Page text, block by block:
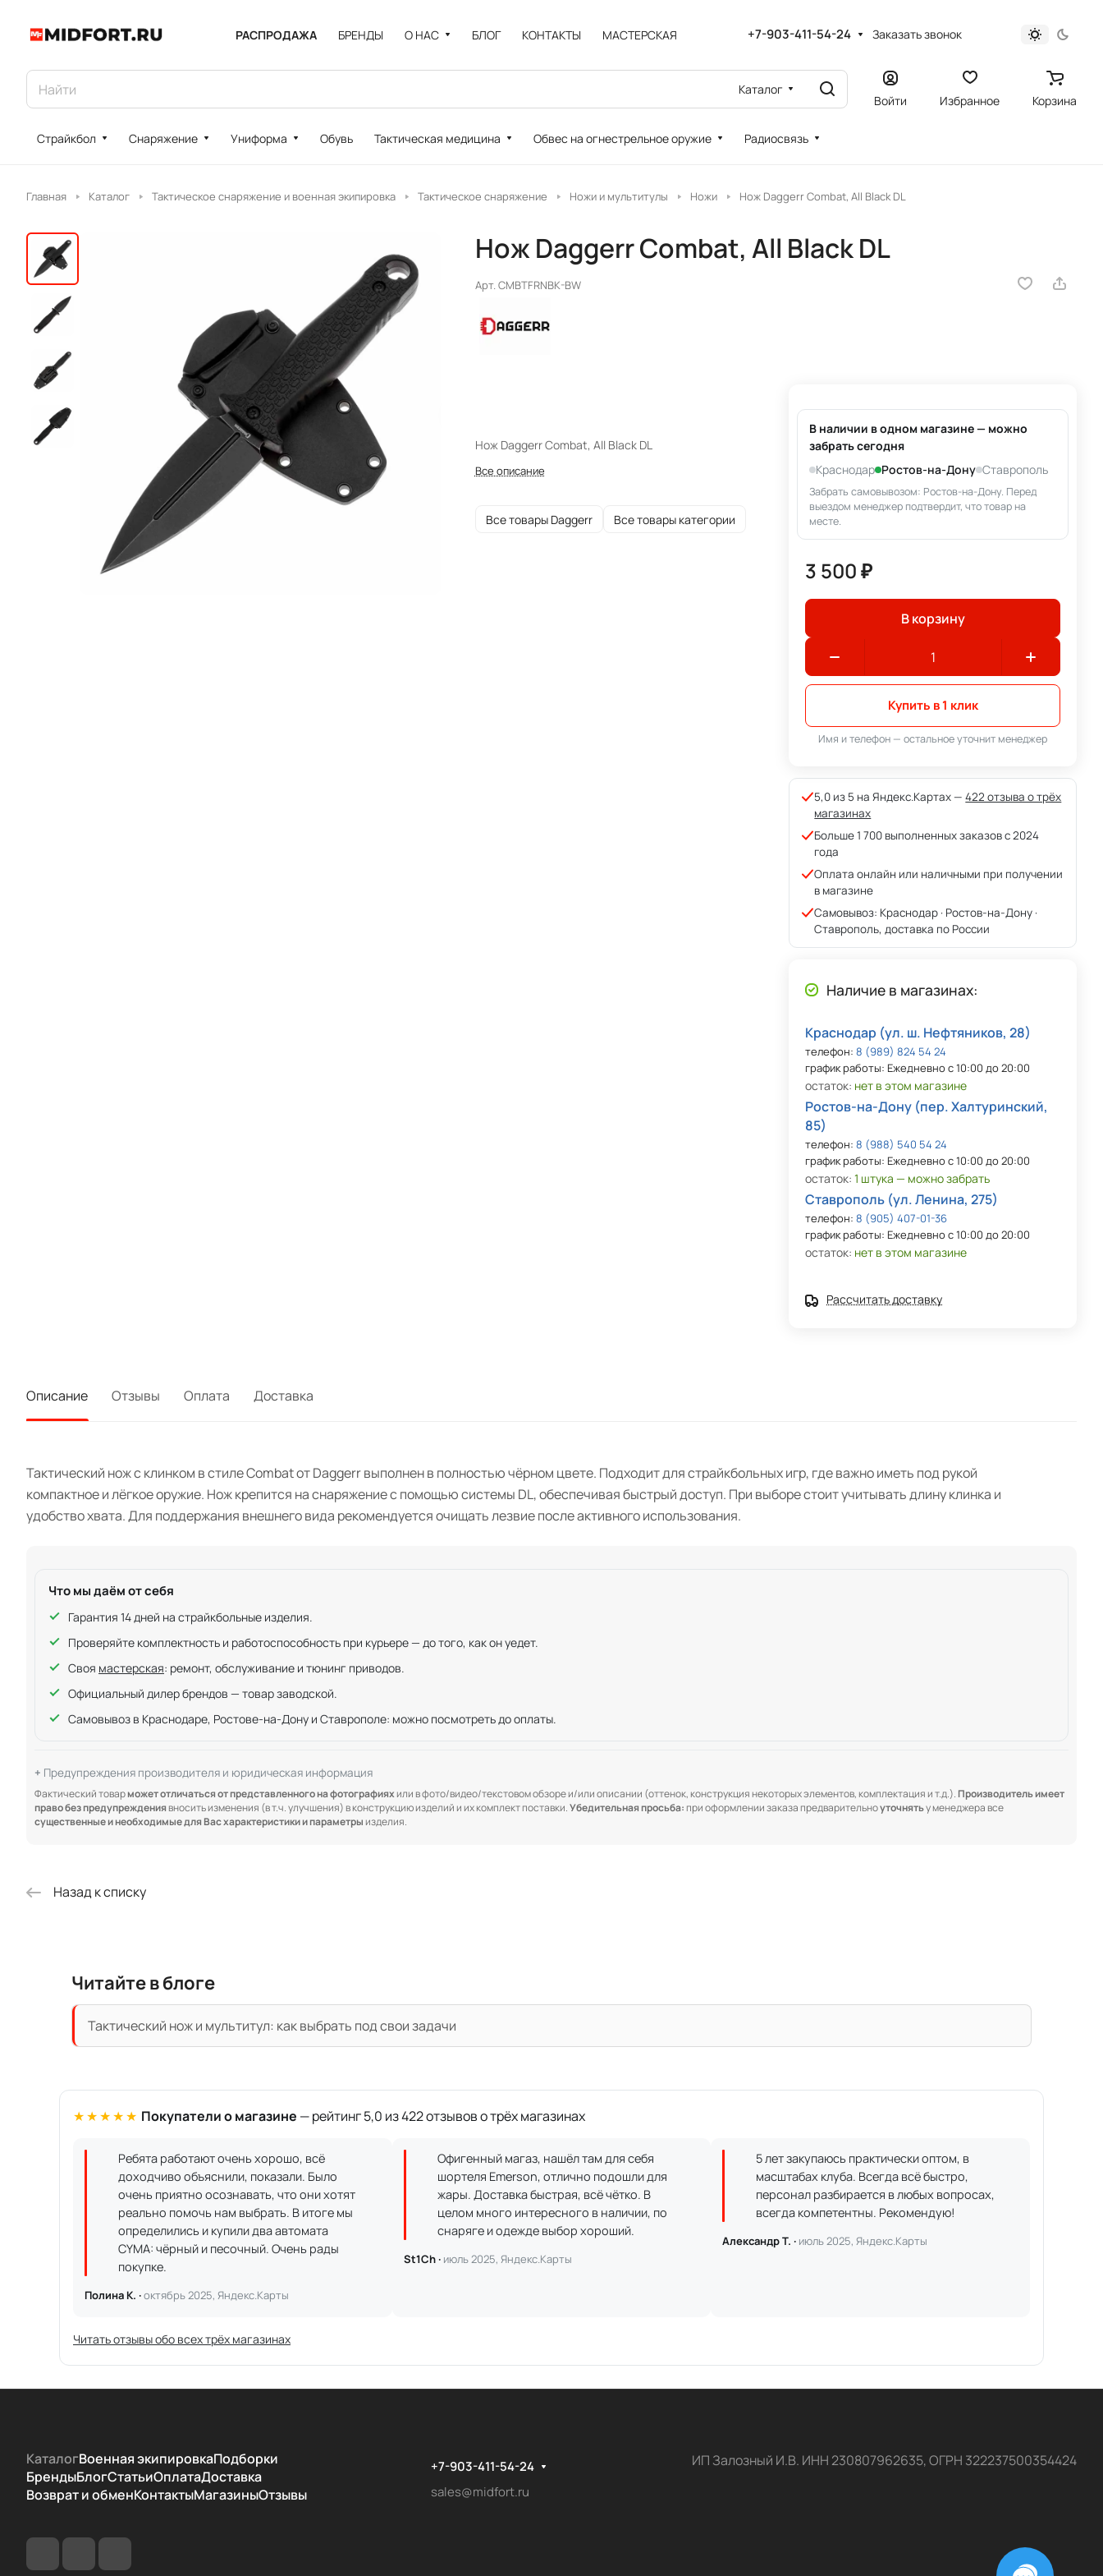
РАСПРОДАЖА БРЕНДЫ О НАС БЛОГ КОНТАКТЫ МАСТЕРСКАЯ +7-903-411-54-24 Заказать звонок
Каталог
Войти Избранное Корзина
Страйкбол Снаряжение Униформа Обувь Тактическая медицина Обвес на огнестрельное оружие Радиосвязь
Главная Каталог Тактическое снаряжение и военная экипировка Тактическое снаряжение Ножи и мультитулы Ножи Нож Daggerr Combat, All Black DL
Нож Daggerr Combat, All Black DL
Арт.CMBTFRNBK-BW
Нож Daggerr Combat, All Black DL
Все описание
Все товары Daggerr Все товары категории
В наличии в одном магазине — можно
забрать сегодня
Краснодар Ростов-на-Дону Ставрополь
Забрать самовывозом: Ростов-на-Дону. Перед
выездом менеджер подтвердит, что товар на
месте.
3 500 ₽
В корзину
Купить в 1 клик
Имя и телефон — остальное уточнит менеджер
5,0 из 5 на Яндекс.Картах —422 отзыва о трёх
магазинах
Больше 1 700 выполненных заказов с 2024
года
Оплата онлайн или наличными при получении
в магазине
Самовывоз: Краснодар · Ростов-на-Дону ·
Ставрополь, доставка по России
Наличие в магазинах:
Краснодар (ул. ш. Нефтяников, 28)
телефон:8 (989) 824 54 24
график работы: Ежедневно с 10:00 до 20:00
остаток: нет в этом магазине
Ростов-на-Дону (пер. Халтуринский,
85)
телефон:8 (988) 540 54 24
график работы: Ежедневно с 10:00 до 20:00
остаток:1 штука — можно забрать
Ставрополь (ул. Ленина, 275)
телефон:8 (905) 407-01-36
график работы: Ежедневно с 10:00 до 20:00
остаток: нет в этом магазине
Рассчитать доставку
Описание Отзывы Оплата Доставка
Тактический нож с клинком в стиле Combat от Daggerr выполнен в полностью чёрном цвете. Подходит для страйкбольных игр, где важно иметь под рукой
компактное и лёгкое оружие. Нож крепится на снаряжение с помощью системы DL, обеспечивая быстрый доступ. При выборе стоит учитывать длину клинка и
удобство хвата. Для поддержания внешнего вида рекомендуется очищать лезвие после активного использования.
Что мы даём от себя
Гарантия 14 дней на страйкбольные изделия.
Проверяйте комплектность и работоспособность при курьере — до того, как он уедет.
Своя мастерская: ремонт, обслуживание и тюнинг приводов.
Официальный дилер брендов — товар заводской.
Самовывоз в Краснодаре, Ростове-на-Дону и Ставрополе: можно посмотреть до оплаты.
Предупреждения производителя и юридическая информация
Фактический товарможет отличаться от представленного на фотографияхили в фото/видео/текстовом обзоре и/или описании (оттенок, конструкция некоторых элементов, комплектация и т.д.). Производитель имеет
право без предупреждениявносить изменения (в т.ч. улучшения) в конструкцию изделий и их комплект поставки.Убедительная просьба:при оформлении заказа предварительноуточнятьу менеджера все
существенные и необходимые для Вас характеристики и параметрыизделия.
Назад к списку
Читайте в блоге
Тактический нож и мультитул: как выбрать под свои задачи
★★★★★ Покупатели о магазине — рейтинг 5,0 из 422 отзывов о трёх магазинах
Ребята работают очень хорошо, всё
доходчиво объяснили, показали. Было
очень приятно осознавать, что они хотят
реально помочь нам выбрать. В итоге мы
определились и купили два автомата
CYMA: чёрный и песочный. Очень рады
покупке.
Полина К. ·октябрь 2025, Яндекс.Карты
Офигенный магаз, нашёл там для себя
шортеля Emerson, отлично подошли для
жары. Доставка быстрая, всё чётко. В
целом много интересного в наличии, по
снаряге и одежде выбор хороший.
St1Ch · июль 2025, Яндекс.Карты
5 лет закупаюсь практически оптом, в
масштабах клуба. Всегда всё быстро,
персонал разбирается в любых вопросах,
всегда компетентны. Рекомендую!
Александр Т. · июль 2025, Яндекс.Карты
Читать отзывы обо всех трёх магазинах
КаталогВоенная экипировкаПодборки
БрендыБлогСтатьиОплатаДоставка
Возврат и обменКонтактыМагазиныОтзывы
+7-903-411-54-24
sales@midfort.ru
ИП Залозный И.В. ИНН 230807962635, ОГРН 322237500354424